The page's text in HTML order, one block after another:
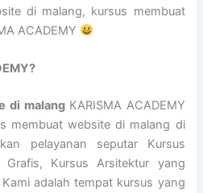
di malang, kursus membuat
ACADEMY
di malangKARISMA ACADEMY
membuat website di malang di
pelayanan seputar Kursus
Grafis, Kursus Arsitektur yang
adalah tempat kursus yang